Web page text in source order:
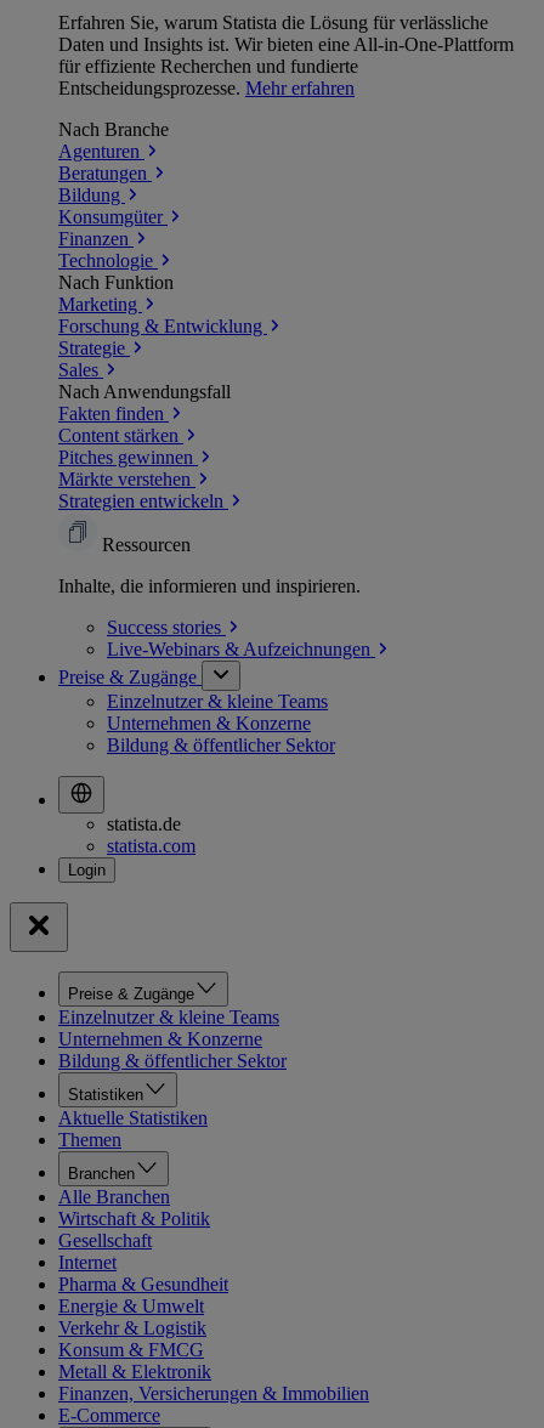
Erfahren Sie, warum Statista die Lösung für verlässliche
Daten und Insights ist. Wir bieten eine All-in-One-Plattform
für effiziente Recherchen und fundierte
Entscheidungsprozesse. Mehr erfahren
Nach Branche
Agenturen
Beratungen
Bildung
Konsumgüter
Finanzen
Technologie
Nach Funktion
Marketing
Forschung & Entwicklung
Strategie
Sales
Nach Anwendungsfall
Fakten finden
Content stärken
Pitches gewinnen
Märkte verstehen
Strategien entwickeln
Ressourcen
Inhalte, die informieren und inspirieren.
Success stories
Live-Webinars & Aufzeichnungen
Preise & Zugänge
Einzelnutzer & kleine Teams
Unternehmen & Konzerne
Bildung & öffentlicher Sektor
statista.de
statista.com
Preise & Zugänge
Einzelnutzer & kleine Teams
Unternehmen & Konzerne
Bildung & öffentlicher Sektor
Statistiken
Aktuelle Statistiken
Themen
Branchen
Alle Branchen
Wirtschaft & Politik
Gesellschaft
Internet
Pharma & Gesundheit
Energie & Umwelt
Verkehr & Logistik
Konsum & FMCG
Metall & Elektronik
Finanzen, Versicherungen & Immobilien
E-Commerce